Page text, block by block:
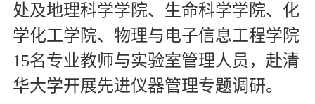
处及地理科学学院、生命科学学院、化
学化工学院、物理与电子信息工程学院
15名专业教师与实验室管理人员，赴清
华大学开展先进仪器管理专题调研。